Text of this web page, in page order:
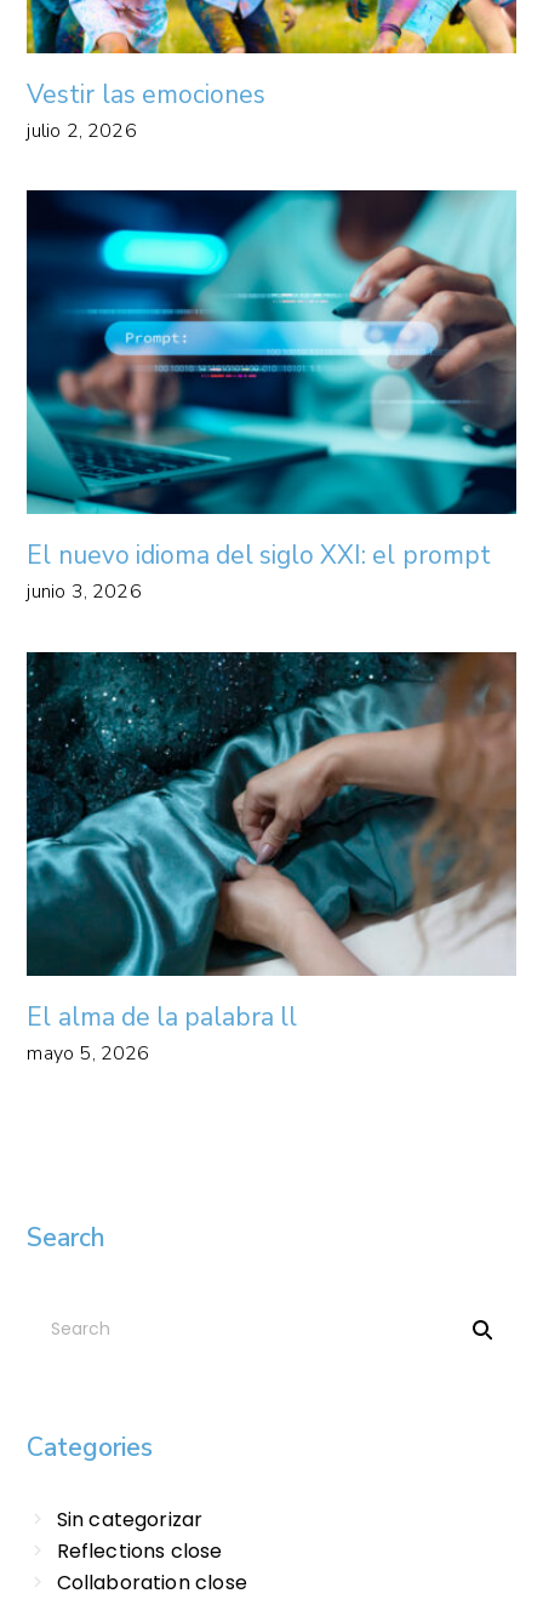
Vestir las emociones
julio 2, 2026
El nuevo idioma del siglo XXI: el prompt
junio 3, 2026
El alma de la palabra ll
mayo 5, 2026
Search
Categories
Sin categorizar
Reflections close
Collaboration close